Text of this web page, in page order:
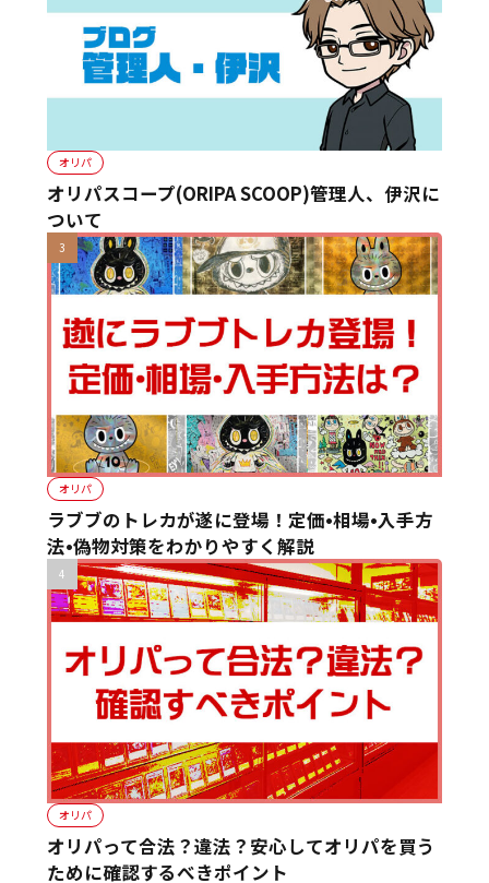
オリパ
オリパスコープ(ORIPA SCOOP)管理人、伊沢に
ついて
オリパ
ラブブのトレカが遂に登場！定価•相場•入手方
法•偽物対策をわかりやすく解説
オリパ
オリパって合法？違法？安心してオリパを買う
ために確認するべきポイント